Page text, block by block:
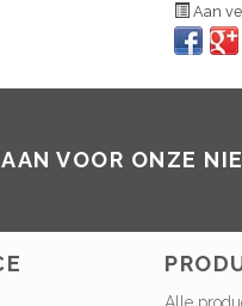
Aan
VOOR ONZE